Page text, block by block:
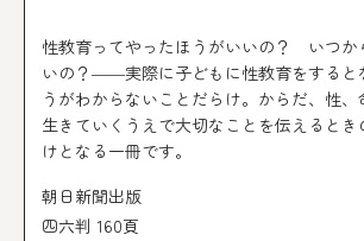
性教育ってやったほうがいいの？ いつか
いの？――実際に子どもに性教育をすると
うがわからないことだらけ。からだ、性、
生きていくうえで大切なことを伝えるとき
けとなる一冊です。
朝日新聞出版
四六判 160頁